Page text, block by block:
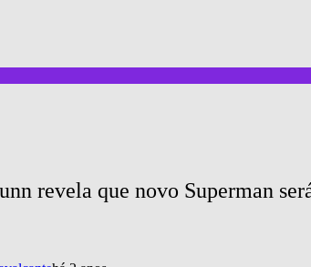
revela que novo Superman